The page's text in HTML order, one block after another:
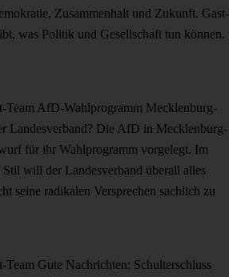
Zusammenhalt und Zukunft. Gast-
was Politik und Gesellschaft tun können.
Team AfD-Wahlprogramm Mecklenburg-
Landesverband? Die AfD in Mecklenburg-
für ihr Wahlprogramm vorgelegt. Im
will der Landesverband überall alles
seine radikalen Versprechen sachlich zu
Team Gute Nachrichten: Schulterschluss